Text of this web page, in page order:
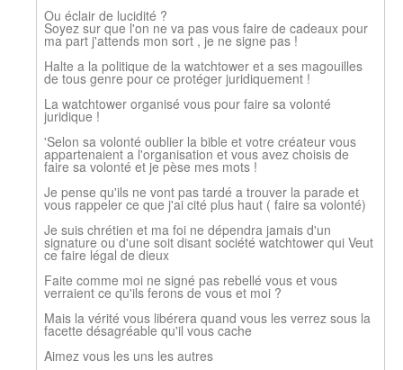
Ou éclair de lucidité ?
Soyez sur que l'on ne va pas vous faire de cadeaux pour
ma part j'attends mon sort , je ne signe pas !
Halte a la politique de la watchtower et a ses magouilles
de tous genre pour ce protéger juridiquement !
La watchtower organisé vous pour faire sa volonté
juridique !
'Selon sa volonté oublier la bible et votre créateur vous
appartenaient a l'organisation et vous avez choisis de
faire sa volonté et je pèse mes mots !
Je pense qu'ils ne vont pas tardé a trouver la parade et
vous rappeler ce que j'ai cité plus haut ( faire sa volonté)
Je suis chrétien et ma foi ne dépendra jamais d'un
signature ou d'une soit disant société watchtower qui Veut
ce faire légal de dieux
Faite comme moi ne signé pas rebellé vous et vous
verraient ce qu'ils ferons de vous et moi ?
Mais la vérité vous libérera quand vous les verrez sous la
facette désagréable qu'il vous cache
Aimez vous les uns les autres